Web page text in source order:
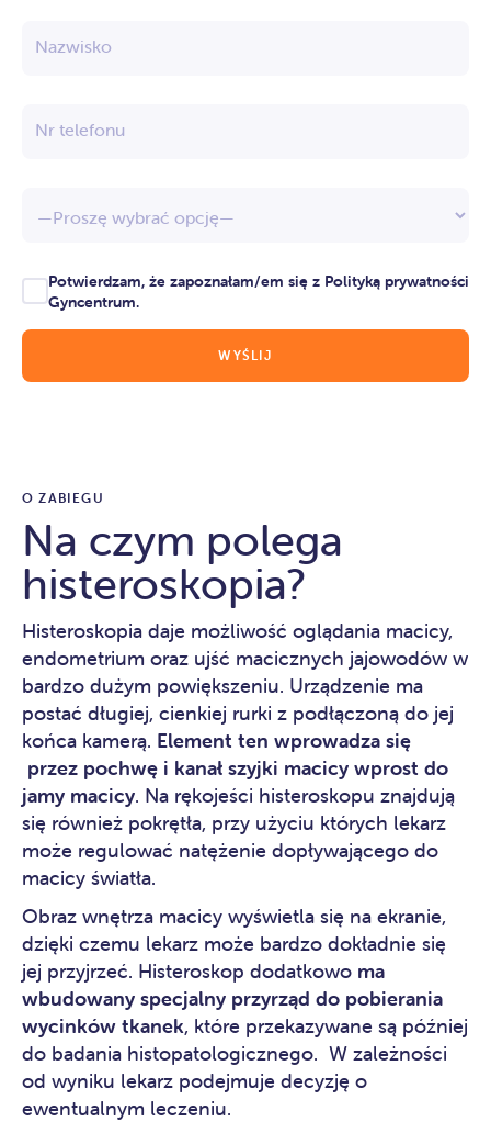
Nazwisko
Nr telefonu
Potwierdzam, że zapoznałam/em się z Polityką prywatności
Gyncentrum.
O ZABIEGU
Na czym polega
histeroskopia?
Histeroskopia daje możliwość oglądania macicy,
endometrium oraz ujść macicznych jajowodów w
bardzo dużym powiększeniu. Urządzenie ma
postać długiej, cienkiej rurki z podłączoną do jej
końca kamerą. Element ten wprowadza się
przez pochwę i kanał szyjki macicy wprost do
jamy macicy. Na rękojeści histeroskopu znajdują
się również pokrętła, przy użyciu których lekarz
może regulować natężenie dopływającego do
macicy światła.
Obraz wnętrza macicy wyświetla się na ekranie,
dzięki czemu lekarz może bardzo dokładnie się
jej przyjrzeć. Histeroskop dodatkowo ma
wbudowany specjalny przyrząd do pobierania
wycinków tkanek, które przekazywane są później
do badania histopatologicznego. W zależności
od wyniku lekarz podejmuje decyzję o
ewentualnym leczeniu.